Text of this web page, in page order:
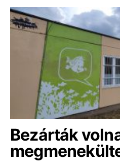
Bezárták